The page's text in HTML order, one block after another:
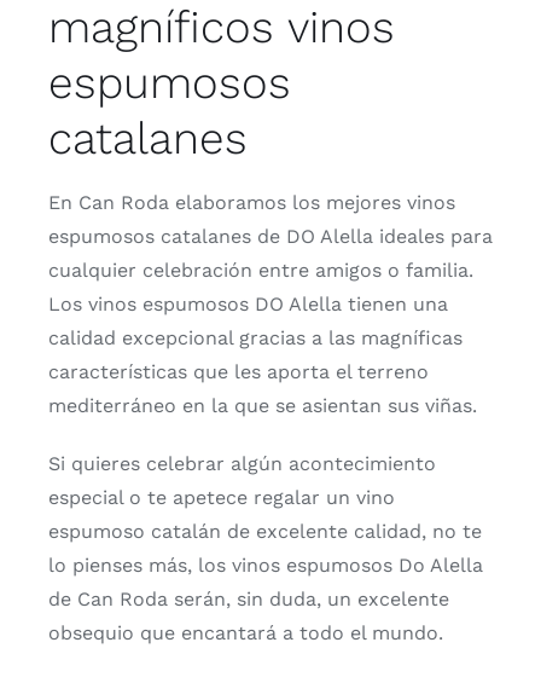
magníficos vinos
espumosos
catalanes
En Can Roda elaboramos los mejores vinos
espumosos catalanes de DO Alella ideales para
cualquier celebración entre amigos o familia.
Los vinos espumosos DO Alella tienen una
calidad excepcional gracias a las magníficas
características que les aporta el terreno
mediterráneo en la que se asientan sus viñas.
Si quieres celebrar algún acontecimiento
especial o te apetece regalar un vino
espumoso catalán de excelente calidad, no te
lo pienses más, los vinos espumosos Do Alella
de Can Roda serán, sin duda, un excelente
obsequio que encantará a todo el mundo.